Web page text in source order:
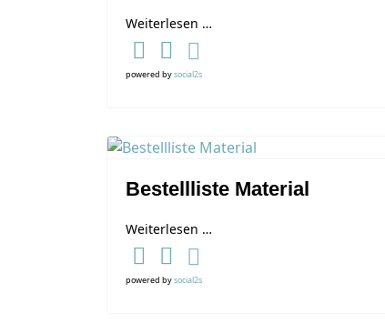
Weiterlesen …
powered bysocial2s
Bestellliste Material
Weiterlesen …
powered bysocial2s